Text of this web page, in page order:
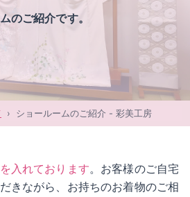
のご紹介です。
ショールームのご紹介 - 彩美工房
入れております。お客様のご自宅
きながら、お持ちのお着物のご相